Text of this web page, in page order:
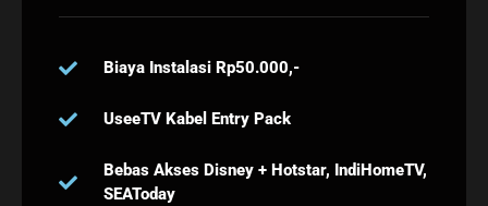
Biaya Instalasi Rp50.000,-
UseeTV Kabel Entry Pack
Bebas Akses Disney + Hotstar, IndiHomeTV,
SEAToday